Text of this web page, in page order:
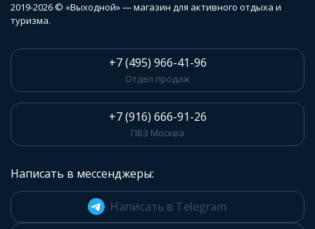
2019-2026 © «Выходной» — магазин для активного отдыха и
туризма.
+7 (495) 966-41-96
Отдел продаж
+7 (916) 666-91-26
ПВЗ Москва
Написать в мессенджеры:
Написать в Telegram